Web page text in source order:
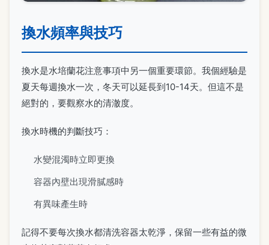
換水頻率與技巧
換水是水培蘭花注意事項中另一個重要環節。我個經驗是
夏天每週換水一次，冬天可以延長到10-14天。但這不是
絕對的，要觀察水的清澈度。
換水時機的判斷技巧：
水變混濁時立即更換
容器內壁出現滑膩感時
有異味產生時
記得不要每次換水都清洗容器太乾淨，保留一些有益的微